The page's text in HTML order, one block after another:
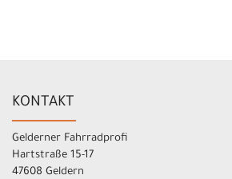
KONTAKT
Gelderner Fahrradprofi
Hartstraße 15-17
47608 Geldern